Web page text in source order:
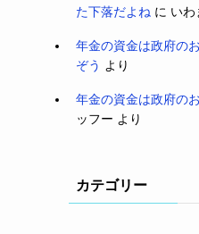
た下落だよね に いわ
年金の資金は政府の
ぞう より
年金の資金は政府の
ッフー より
カテゴリー